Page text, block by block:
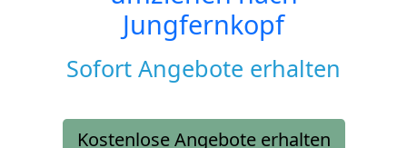
Jungfernkopf
Sofort Angebote erhalten
Kostenlose Angebote erhalten